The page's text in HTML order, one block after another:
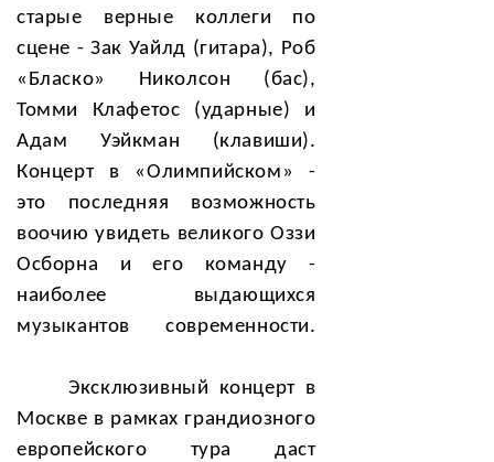
старые верные коллеги по
сцене - Зак Уайлд (гитара), Роб
«Бласко» Николсон (бас),
Томми Клафетос (ударные) и
Адам Уэйкман (клавиши).
Концерт в «Олимпийском» -
это последняя возможность
воочию увидеть великого Оззи
Осборна и его команду -
наиболее выдающихся
музыкантов современности.
Эксклюзивный концерт в
Москве в рамках грандиозного
европейского тура даст